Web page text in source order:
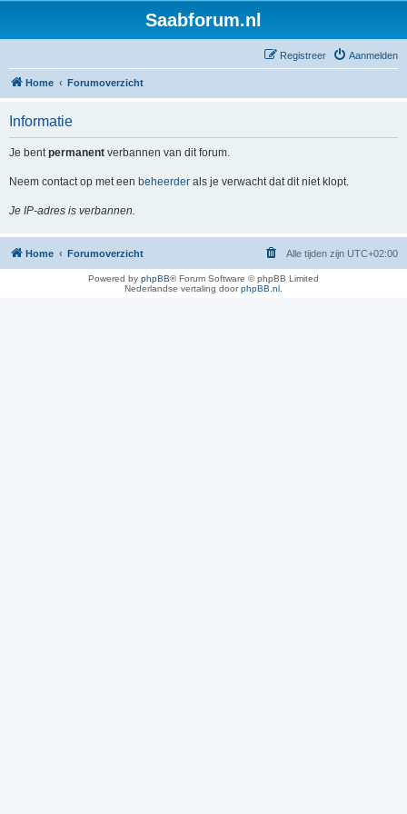
Saabforum.nl
Aanmelden
Registreer
Home Forumoverzicht
Informatie
Je bentpermanent verbannen van dit forum.
Neem contact op met een beheerder als je verwacht dat dit niet klopt.
Je IP-adres is verbannen.
Home Forumoverzicht Alle tijden zijn UTC+02:00
Powered by phpBB® Forum Software © phpBB Limited
Nederlandse vertaling doorphpBB.nl